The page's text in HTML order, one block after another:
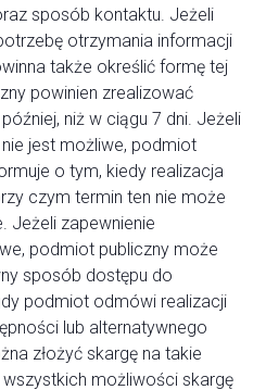
sposób kontaktu. Jeżeli
otrzymania informacji
także określić formę tej
powinien zrealizować
niż w ciągu 7 dni. Jeżeli
jest możliwe, podmiot
o tym, kiedy realizacja
czym termin ten nie może
Jeżeli zapewnienie
podmiot publiczny może
sposób dostępu do
podmiot odmówi realizacji
lub alternatywnego
złożyć skargę na takie
wszystkich możliwości skargę